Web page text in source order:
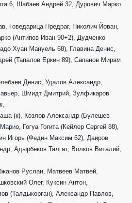
6, Шабаев Андрей 32, Дурович Марко
Говедарица Предраг, Николич Йован,
(Антипов Иван 90+2), Дудченко
Хуан Мануель 68), Главина Денис,
(Тапалов Еркин 89), Сапанов Мирам
Денис, Удалов Александр,
Шмидт Дмитрий, Зулфикаров
(к), Козлов Александр (Булешев
Гогуа Гогита (Кейлер Сергей 88),
Игорь (Федин Максим 62), Даиров
Адырбеков Талгат, Волков Виталий,
Руслан, Матвеев Матвей,
Олег, Куксин Антон,
(Талдыкорған), Александр Павлов,